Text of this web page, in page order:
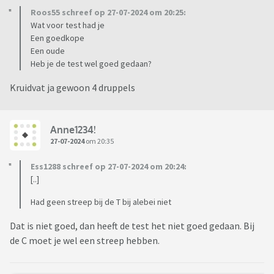
Roos55 schreef op 27-07-2024 om 20:25:
Wat voor test had je
Een goedkope
Een oude
Heb je de test wel goed gedaan?
Kruidvat ja gewoon 4 druppels
Anne1234!
27-07-2024om 20:35
Ess1288 schreef op 27-07-2024 om 20:24:
[..]
Had geen streep bij de T bij alebei niet
Dat is niet goed, dan heeft de test het niet goed gedaan. Bij
de C moet je wel een streep hebben.